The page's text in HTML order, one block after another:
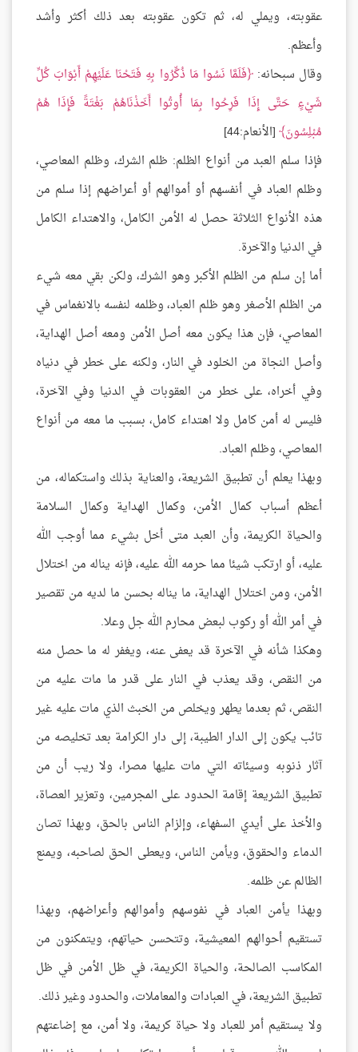
عقوبته، ويملي له، ثم تكون عقوبته بعد ذلك أكثر وأشد
وأعظم.
وقال سبحانه: فَلَمَّا نَسُوا مَا ذُكِّرُوا بِهِ فَتَحْنَا عَلَيْهِمْ أَبْوَابَ كُلِّ
شَيْءٍ حَتَّى إِذَا فَرِحُوا بِمَا أُوتُوا أَخَذْنَاهُمْ بَغْتَةً فَإِذَا هُمْ
مُبْلِسُونَ [الأنعام:44]
فإذا سلم العبد من أنواع الظلم: ظلم الشرك، وظلم المعاصي،
وظلم العباد في أنفسهم أو أموالهم أو أعراضهم إذا سلم من
هذه الأنواع الثلاثة حصل له الأمن الكامل، والاهتداء الكامل
في الدنيا والآخرة.
أما إن سلم من الظلم الأكبر وهو الشرك، ولكن بقي معه شيء
من الظلم الأصغر وهو ظلم العباد، وظلمه لنفسه بالانغماس في
المعاصي، فإن هذا يكون معه أصل الأمن ومعه أصل الهداية،
وأصل النجاة من الخلود في النار، ولكنه على خطر في دنياه
وفي أخراه، على خطر من العقوبات في الدنيا وفي الآخرة،
فليس له أمن كامل ولا اهتداء كامل، بسبب ما معه من أنواع
المعاصي، وظلم العباد.
وبهذا يعلم أن تطبيق الشريعة، والعناية بذلك واستكماله، من
أعظم أسباب كمال الأمن، وكمال الهداية وكمال السلامة
والحياة الكريمة، وأن العبد متى أخل بشيء مما أوجب الله
عليه، أو ارتكب شيئا مما حرمه الله عليه، فإنه يناله من اختلال
الأمن، ومن اختلال الهداية، ما يناله بحسن ما لديه من تقصير
في أمر الله أو ركوب لبعض محارم الله جل وعلا.
وهكذا شأنه في الآخرة قد يعفى عنه، ويغفر له ما حصل منه
من النقص، وقد يعذب في النار على قدر ما مات عليه من
النقص، ثم بعدما يطهر ويخلص من الخبث الذي مات عليه غير
تائب يكون إلى الدار الطيبة، إلى دار الكرامة بعد تخليصه من
آثار ذنوبه وسيئاته التي مات عليها مصرا، ولا ريب أن من
تطبيق الشريعة إقامة الحدود على المجرمين، وتعزير العصاة،
والأخذ على أيدي السفهاء، وإلزام الناس بالحق، وبهذا تصان
الدماء والحقوق، ويأمن الناس، ويعطى الحق لصاحبه، ويمنع
الظالم عن ظلمه.
وبهذا يأمن العباد في نفوسهم وأموالهم وأعراضهم، وبهذا
تستقيم أحوالهم المعيشية، وتتحسن حياتهم، ويتمكنون من
المكاسب الصالحة، والحياة الكريمة، في ظل الأمن في ظل
تطبيق الشريعة، في العبادات والمعاملات، والحدود وغير ذلك.
ولا يستقيم أمر للعباد ولا حياة كريمة، ولا أمن، مع إضاعتهم